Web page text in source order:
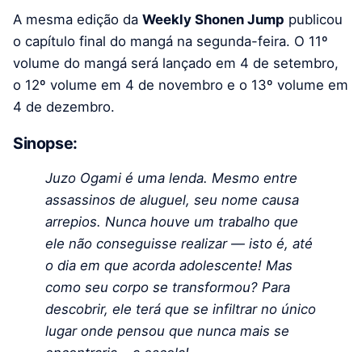
A mesma edição da Weekly Shonen Jump publicou
o capítulo final do mangá na segunda-feira. O 11º
volume do mangá será lançado em 4 de setembro,
o 12º volume em 4 de novembro e o 13º volume em
4 de dezembro.
Sinopse:
Juzo Ogami é uma lenda. Mesmo entre
assassinos de aluguel, seu nome causa
arrepios. Nunca houve um trabalho que
ele não conseguisse realizar — isto é, até
o dia em que acorda adolescente! Mas
como seu corpo se transformou? Para
descobrir, ele terá que se infiltrar no único
lugar onde pensou que nunca mais se